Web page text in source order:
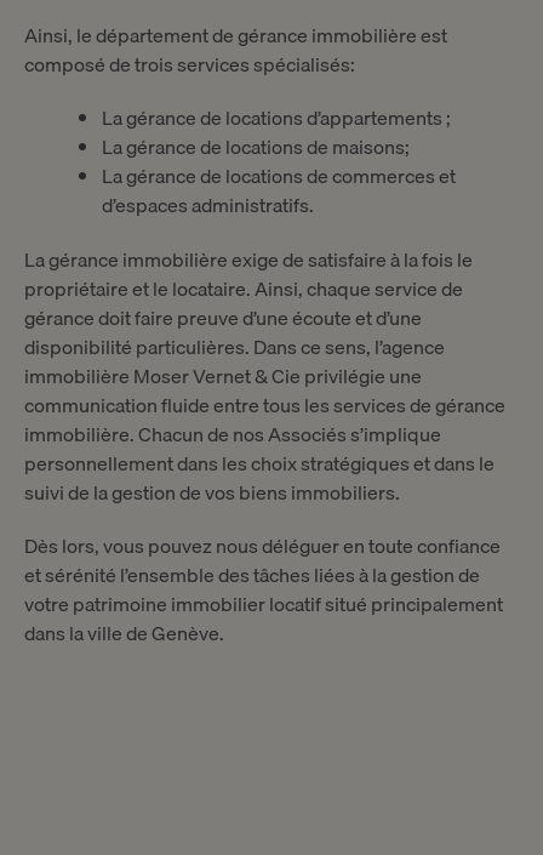
Ainsi, le département de gérance immobilière est
composé de trois services spécialisés:
La gérance delocations d’appartements;
La gérance delocations de maisons;
La gérance delocations de commerces et
d’espaces administratifs.
La gérance immobilière exige de satisfaire à la fois le
propriétaire et le locataire. Ainsi, chaque service de
gérance doit faire preuve d’une écoute et d’une
disponibilité particulières. Dans ce sens, l’agence
immobilière Moser Vernet & Cie privilégie une
communication fluide entre tous les services de gérance
immobilière. Chacun de nos Associés s’implique
personnellement dans les choix stratégiques et dans le
suivi de la gestion de vos biens immobiliers.
Dès lors, vous pouvez nous déléguer en toute confiance
et sérénité l’ensemble des tâches liées à la gestion de
votre patrimoine immobilier locatif situé principalement
dans la ville de Genève.